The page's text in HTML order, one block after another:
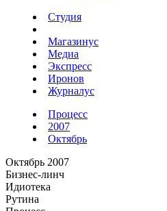
Студия
Магазинус
Медиа
Экспресс
Иронов
Журналус
Процесс
2007
Октябрь
Октябрь 2007
Бизнес-линч
Идиотека
Рутина